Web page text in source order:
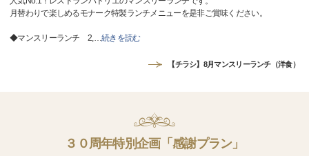
月替わりで楽しめるモナーク特製ランチメニューを是非ご賞味ください。
◆マンスリーランチ 2,…続きを読む
【チラシ】8月マンスリーランチ（洋食）
３０周年特別企画「感謝プラン」